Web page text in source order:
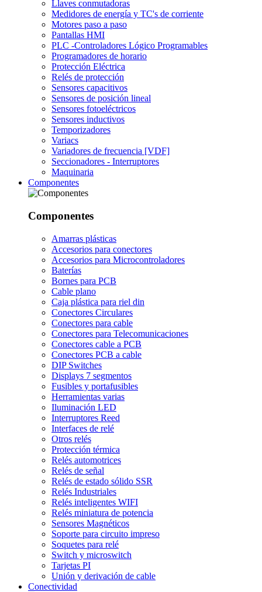
Llaves conmutadoras
Medidores de energía y TC's de corriente
Motores paso a paso
Pantallas HMI
PLC -Controladores Lógico Programables
Programadores de horario
Protección Eléctrica
Relés de protección
Sensores capacitivos
Sensores de posición lineal
Sensores fotoeléctricos
Sensores inductivos
Temporizadores
Variacs
Variadores de frecuencia [VDF]
Seccionadores - Interruptores
Maquinaria
Componentes
Componentes
Amarras plásticas
Accesorios para conectores
Accesorios para Microcontroladores
Baterías
Bornes para PCB
Cable plano
Caja plástica para riel din
Conectores Circulares
Conectores para cable
Conectores para Telecomunicaciones
Conectores cable a PCB
Conectores PCB a cable
DIP Switches
Displays 7 segmentos
Fusibles y portafusibles
Herramientas varias
Iluminación LED
Interruptores Reed
Interfaces de relé
Otros relés
Protección térmica
Relés automotrices
Relés de señal
Relés de estado sólido SSR
Relés Industriales
Relés inteligentes WIFI
Relés miniatura de potencia
Sensores Magnéticos
Soporte para circuito impreso
Soquetes para relé
Switch y microswitch
Tarjetas PI
Unión y derivación de cable
Conectividad